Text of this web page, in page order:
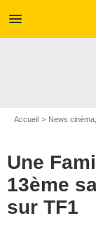
menu
Accueil News
Une
13ème
sur TF1